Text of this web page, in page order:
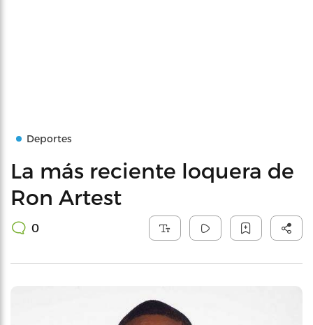
Deportes
La más reciente loquera de
Ron Artest
0